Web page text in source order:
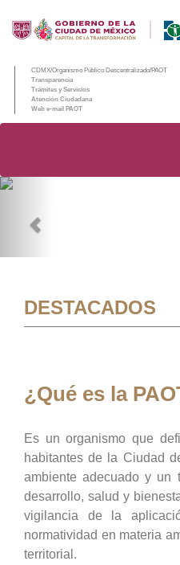
CDMX/Organismo Público Descentralizado/PAOT
Transparencia
Trámites y Servicios
Atención Ciudadana
Web e-mail PAOT
DESTACADOS
¿Qué es la
Es un organismo que
habitantes de la Ciudad
ambiente adecuado y un
desarrollo, salud y
vigilancia de la
normatividad en materia
territorial.